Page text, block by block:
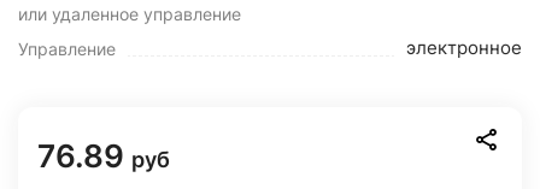
или удаленное управление
Управление электронное
76.89 руб